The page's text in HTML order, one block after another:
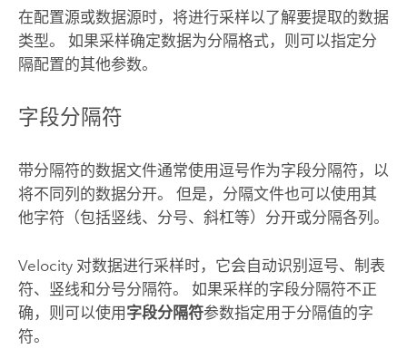
在配置源或数据源时，将进行采样以了解要提取的数据
类型。 如果采样确定数据为分隔格式，则可以指定分
隔配置的其他参数。
字段分隔符
带分隔符的数据文件通常使用逗号作为字段分隔符，以
将不同列的数据分开。 但是，分隔文件也可以使用其
他字符（包括竖线、分号、斜杠等）分开或分隔各列。
Velocity对数据进行采样时，它会自动识别逗号、制表
符、竖线和分号分隔符。 如果采样的字段分隔符不正
确，则可以使用字段分隔符参数指定用于分隔值的字
符。